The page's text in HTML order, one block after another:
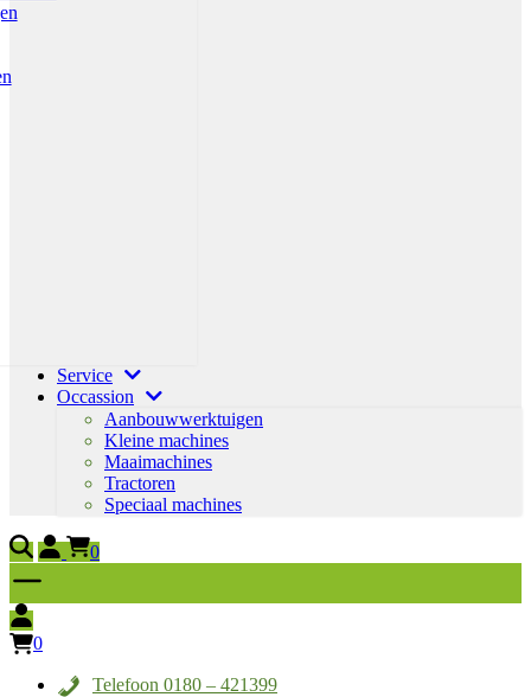
Service
Occassion
Aanbouwwerktuigen
Kleine machines
Maaimachines
Tractoren
Speciaal machines
0
0
Telefoon 0180 – 421399